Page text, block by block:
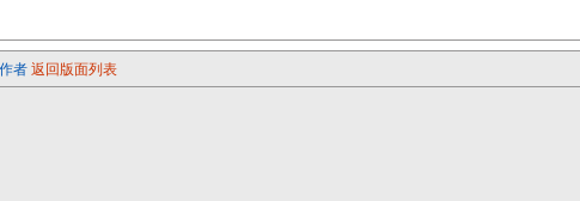
者 返回版面列表